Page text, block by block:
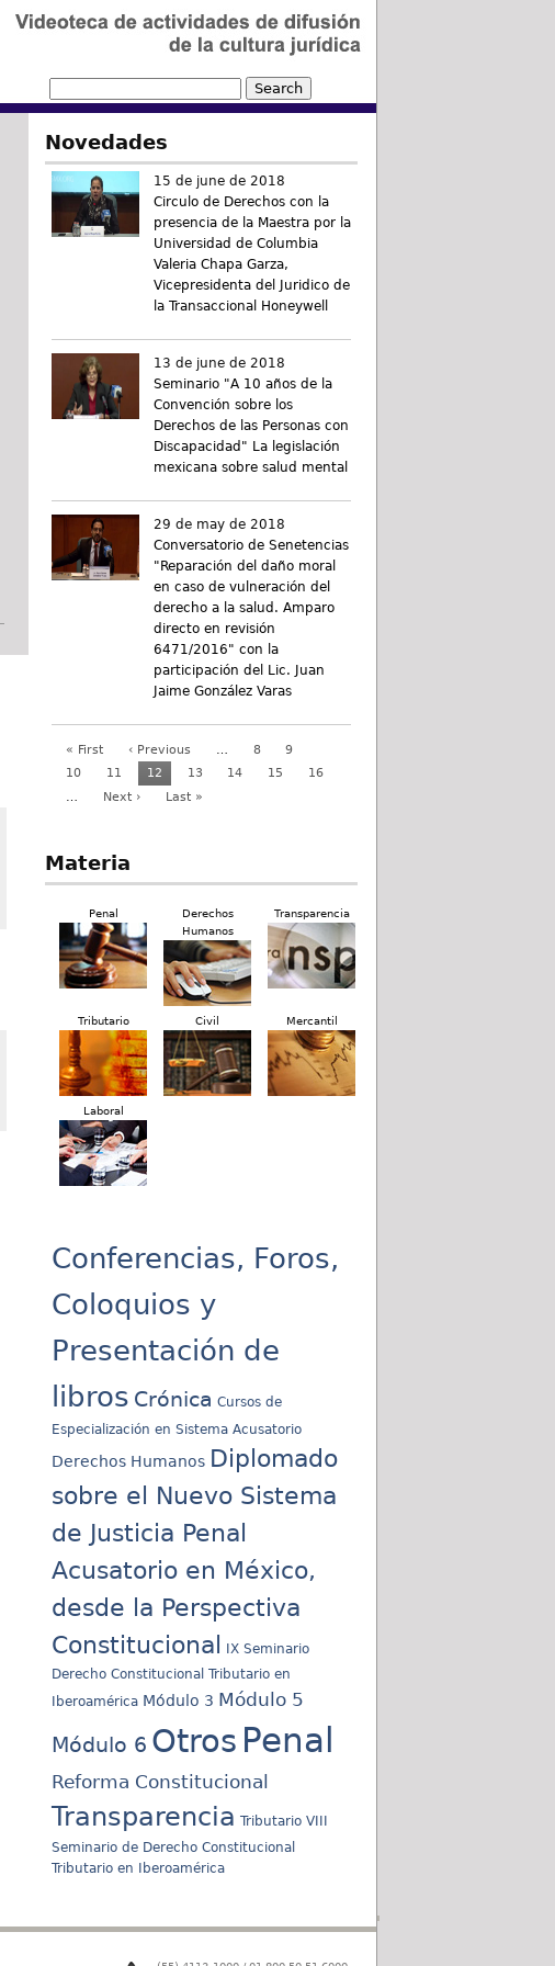
Novedades
15 de june de 2018
Circulo de Derechos con la
presencia de la Maestra por la
Universidad de Columbia
Valeria Chapa Garza,
Vicepresidenta del Juridico de
la Transaccional Honeywell
13 de june de 2018
Seminario "A 10 años de la
Convención sobre los
Derechos de las Personas con
Discapacidad" La legislación
mexicana sobre salud mental
29 de may de 2018
Conversatorio de Senetencias
"Reparación del daño moral
en caso de vulneración del
derecho a la salud. Amparo
directo en revisión
6471/2016" con la
participación del Lic. Juan
Jaime González Varas
« First ‹ Previous … 8
9
10
11 12 13 14 15
16
…
Next › Last »
Materia
Penal
Derechos
Humanos
Transparencia
Tributario Civil Mercantil
Laboral
Conferencias, Foros,
Coloquios y
Presentación de
libros Crónica Cursos de
Especialización en Sistema Acusatorio
Derechos Humanos Diplomado
sobre el Nuevo Sistema
de Justicia Penal
Acusatorio en México,
desde la Perspectiva
Constitucional
IX Seminario
Derecho Constitucional Tributario en
Iberoamérica Módulo 3 Módulo 5
Módulo 6 Otros Penal
Reforma Constitucional
Transparencia Tributario VIII
Seminario de Derecho Constitucional
Tributario en Iberoamérica